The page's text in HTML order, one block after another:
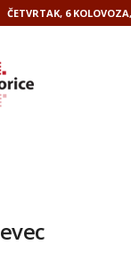
ČETVRTAK, 6